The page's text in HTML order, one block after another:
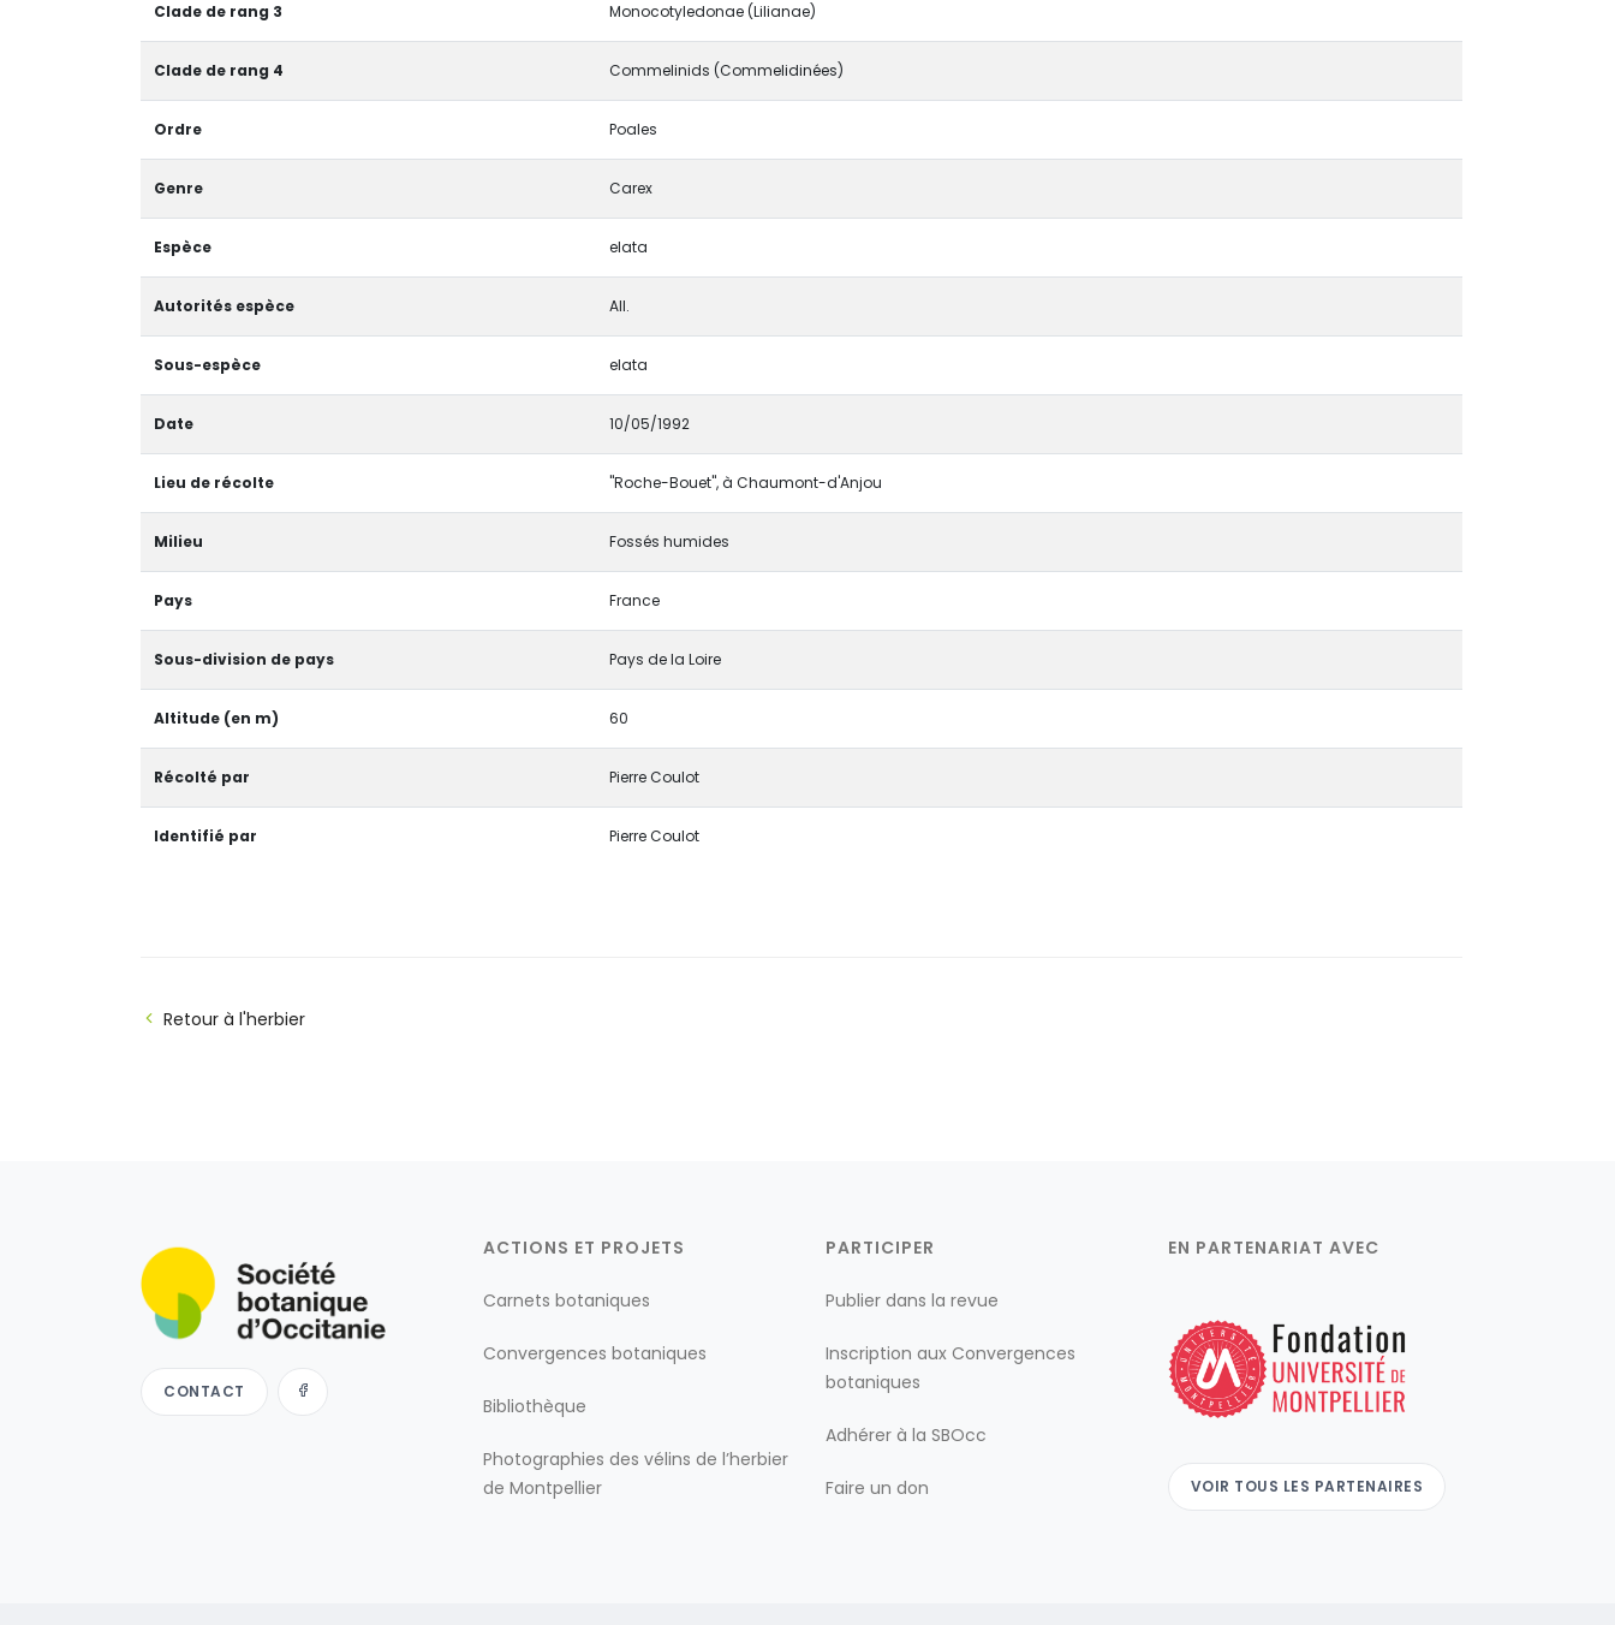
Clade de rang 3 Monocotyledonae (Lilianae)
Clade de rang 4 Commelinids (Commelidinées)
Ordre Poales
Genre Carex
Espèce elata
Autorités espèce All.
Sous-espèce elata
Date 10/05/1992
Lieu de récolte "Roche-Bouet", à Chaumont-d'Anjou
Milieu Fossés humides
Pays France
Sous-division de pays Pays de la Loire
Altitude (en m) 60
Récolté par Pierre Coulot
Identifié par Pierre Coulot
Retour à l'herbier
CONTACT
ACTIONS ET PROJETS
Carnets botaniques
Convergences botaniques
Bibliothèque
Photographies des vélins de l’herbier
de Montpellier
PARTICIPER
Publier dans la revue
Inscription aux Convergences
botaniques
Adhérer à la SBOcc
Faire un don
EN PARTENARIAT AVEC
VOIR TOUS LES PARTENAIRES